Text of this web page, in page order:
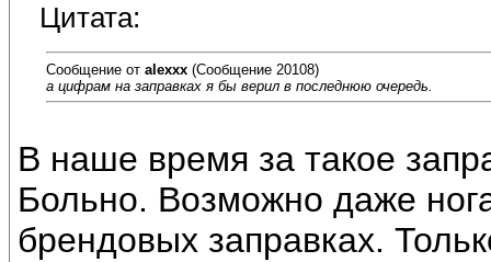
Цитата:
Сообщение от alexxx (Сообщение 20108)
а цифрам на заправках я бы верил в последнюю очередь.
В наше время за такое
Больно. Возможно даже
брендовых заправках.